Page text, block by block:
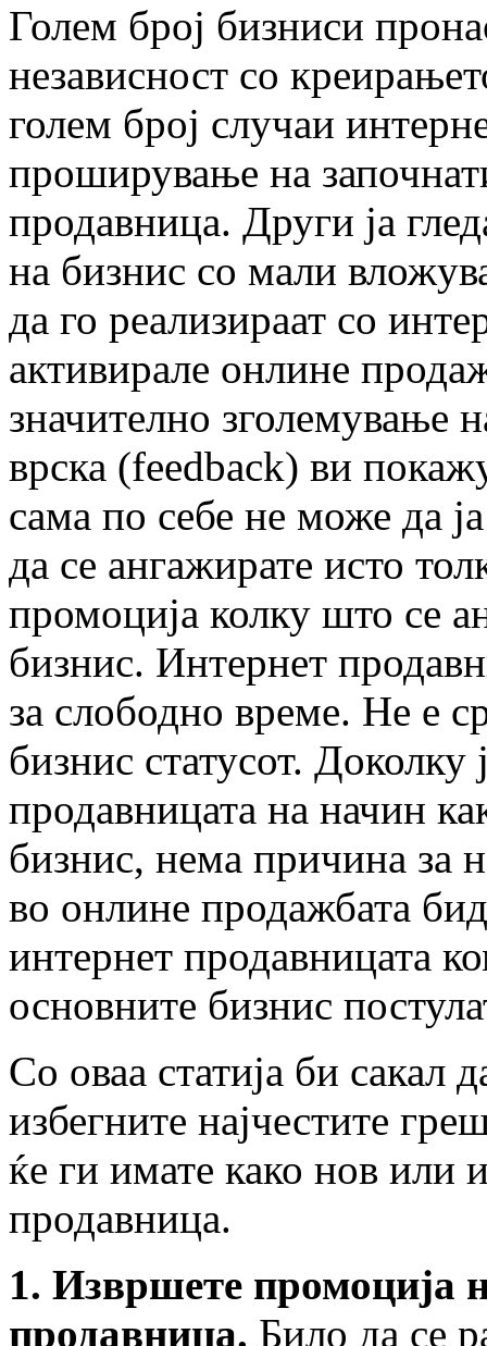
Голем број бизниси
независност со
голем број случаи
проширување на
продавница. Други ја
на бизнис со мали
да го реализираат со
активирале онлине
значително зголемување
врска (fеedback) ви
сама по себе не може да
да се ангажирате исто
промоција колку што се
бизнис. Интернет
за слободно време. Не е
бизнис статусот. Доколку
продавницата на начин
бизнис, нема причина за
во онлине продажбата
интернет продавницата
основните бизнис
Со оваа статија би сакал
избегните најчестите
ќе ги имате како нов или
продавница.
1. Извршете промоција
продавница. Било да се